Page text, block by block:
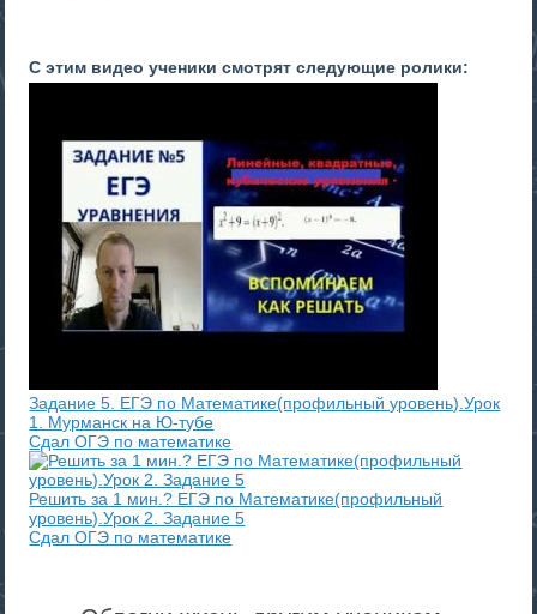
С этим видео ученики смотрят следующие ролики:
Задание 5. ЕГЭ по Математике(профильный уровень).Урок
1. Мурманск на Ю-тубе
Сдал ОГЭ по математике
Решить за 1 мин.? ЕГЭ по Математике(профильный
уровень).Урок 2. Задание 5
Сдал ОГЭ по математике